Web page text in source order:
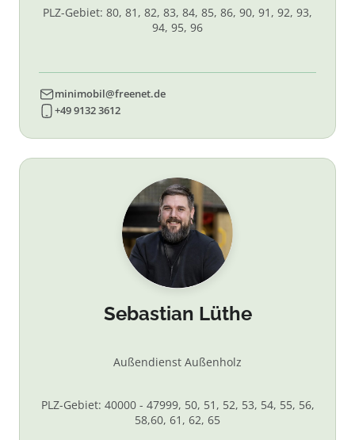
PLZ-Gebiet: 80, 81, 82, 83, 84, 85, 86, 90, 91, 92, 93,
94, 95, 96
minimobil@freenet.de
+49 9132 3612
Sebastian Lüthe
Außendienst Außenholz
PLZ-Gebiet: 40000 - 47999, 50, 51, 52, 53, 54, 55, 56,
58,60, 61, 62, 65